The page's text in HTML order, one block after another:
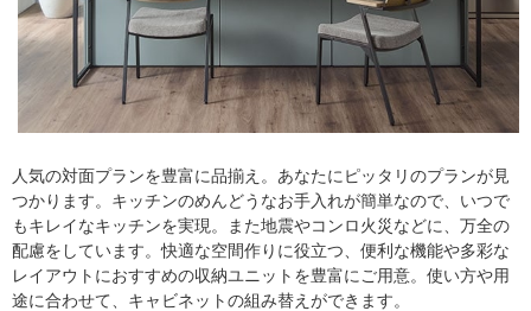
人気の対面プランを豊富に品揃え。あなたにピッタリのプランが見
つかります。キッチンのめんどうなお手入れが簡単なので、いつで
もキレイなキッチンを実現。また地震やコンロ火災などに、万全の
配慮をしています。快適な空間作りに役立つ、便利な機能や多彩な
レイアウトにおすすめの収納ユニットを豊富にご用意。使い方や用
途に合わせて、キャビネットの組み替えができます。